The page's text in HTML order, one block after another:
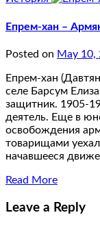
Епрем-хан –
Posted on May 10,
Епрем-хан
селе Барсум
защитник. 1905-
деятель. Еще в
освобождения
товарищами
начавшееся
Read More
Leave a Reply